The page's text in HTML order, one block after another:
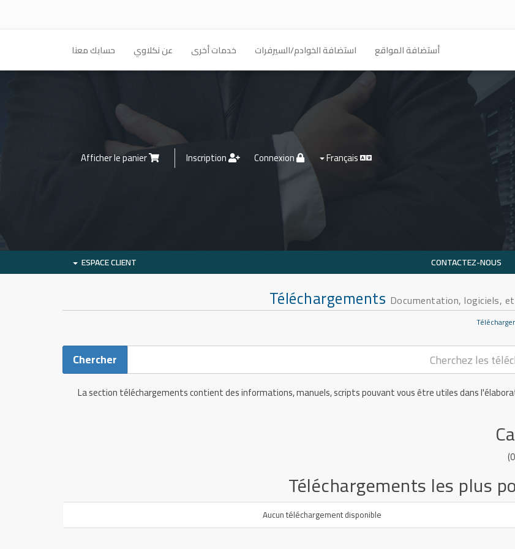
أستضافة المواقع استضافة الخوادم/السيرفرات خدمات أخرى عن نكلاوي حسابك معنا
CONTACTEZ-NOUS
ESPACE CLIENT
Téléchargements Documentation, logiciels,
La section téléchargements contient des informations, manuels, scripts pouvant vous être utiles dans
Téléchargements les plus
Aucun téléchargement disponible